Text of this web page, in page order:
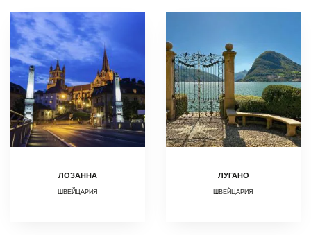
ЛОЗАННА
ШВЕЙЦАРИЯ
ЛУГАНО
ШВЕЙЦАРИЯ